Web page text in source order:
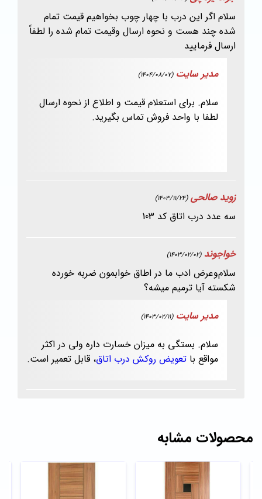
سلام اگر این درب با چهار چوب بخواهیم قیمت تمام
شده چند هست و نحوه ارسال وقیمت تمام شده را لطفاً
ارسال فرمایید
مدیر سایت (1404/08/07)
سلام. برای استعلام قیمت و اطلاع از نحوه ارسال
لطفا با واحد فروش تماس بگیرید.
زوید صالحی (1403/11/24)
سه عدد درب اتاق کد 103
خواجوند (1403/02/02)
سلام‌وعرض ادب ما در اطاق خوابمون ضربه خورده
شکسته آیا ترمیم میشه؟
مدیر سایت (1403/02/11)
سلام. بستگی به میزان خسارت داره ولی در اکثر
مواقع با تعویض روکش درب اتاق، قابل تعمیر است.
محصولات مشابه